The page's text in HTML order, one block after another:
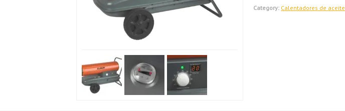
Category: Calentadores de aceite